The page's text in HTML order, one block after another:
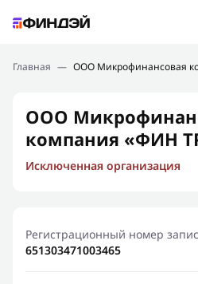
Подбор займа
Новости
Финансовое просвещение
Главная — ООО Микрофинансовая
ООО
компания «ФИН
Исключенная организация
Регистрационный номер
651303471003465
Ошибка:Контактная форма не
Спасибо, что написали нам
Мы свяжемся с Вами в
результат
Отправить